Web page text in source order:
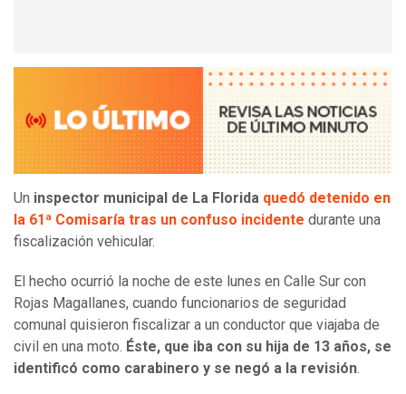
Un inspector municipal de La Florida quedó detenido en
la 61ª Comisaría tras un confuso incidente durante una
fiscalización vehicular.
El hecho ocurrió la noche de este lunes en Calle Sur con
Rojas Magallanes, cuando funcionarios de seguridad
comunal quisieron fiscalizar a un conductor que viajaba de
civil en una moto. Éste, que iba con su hija de 13 años, se
identificó como carabinero y se negó a la revisión.